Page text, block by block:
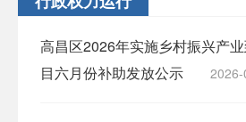
高昌区2026年实施乡村振兴产
目六月份补助发放公示